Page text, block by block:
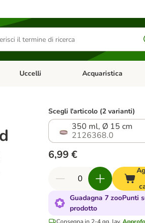
e antiparassitari
Apri Menu Categoria: Piccoli animali
Uccelli Apri Menu Categoria:
Acquaristica
Scegli l'articolo (2 varianti)
350 ml, Ø 15 cm
2126368.0
6,99 €
Guadagna 7 zooPunti
prodotto